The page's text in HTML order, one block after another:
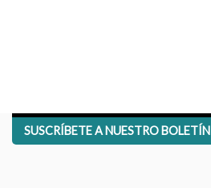
SUSCRÍBETE A NUESTRO BOLETÍN